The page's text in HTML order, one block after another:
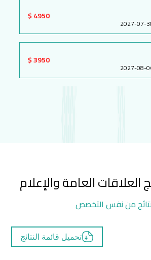
2027-07-
4950 $
2027-08-
3950 $
العلاقات العامة والإعلام
نتائج من نفس التخصص
تحميل قائمة النتائج